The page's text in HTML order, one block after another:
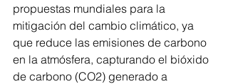
propuestas mundiales para la
mitigación del cambio climático, ya
que reduce las emisiones de carbono
en la atmósfera, capturando el bióxido
de carbono (CO2) generado a